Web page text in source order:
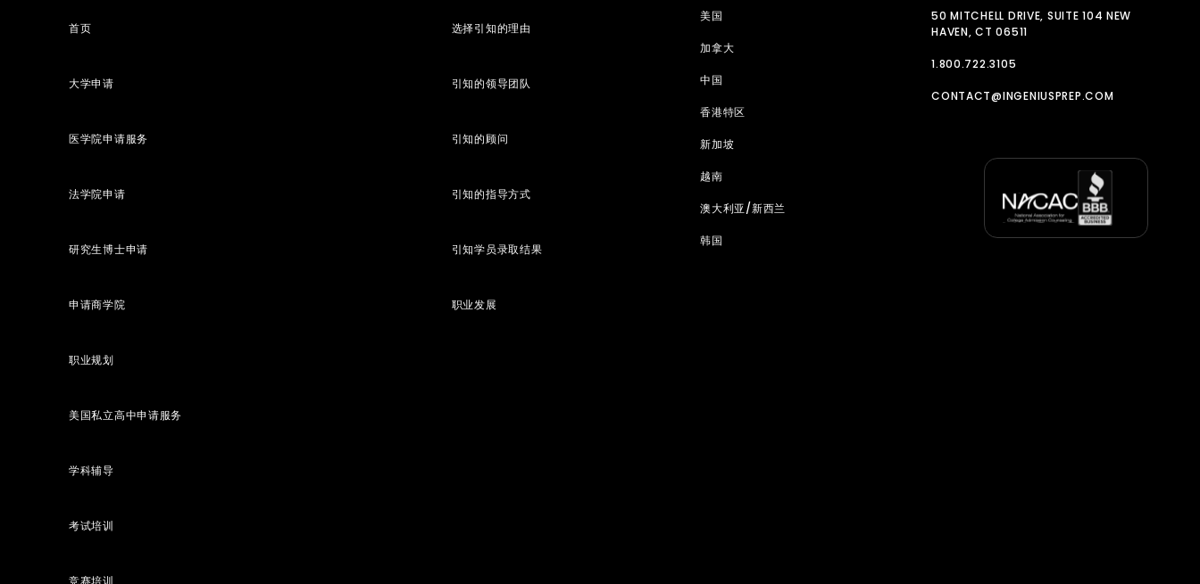
首页
大学申请
医学院申请服务
法学院申请
研究生博士申请
申请商学院
职业规划
美国私立高中申请服务
学科辅导
考试培训
选择引知的理由
引知的领导团队
引知的顾问
引知的指导方式
引知学员录取结果
职业发展
美国
加拿大
中国
香港特区
新加坡
越南
澳大利亚/新西兰
韩国
50 MITCHELL DRIVE, SUITE 104 NEW
HAVEN, CT 06511
1.800.722.3105
CONTACT@INGENIUSPREP.COM